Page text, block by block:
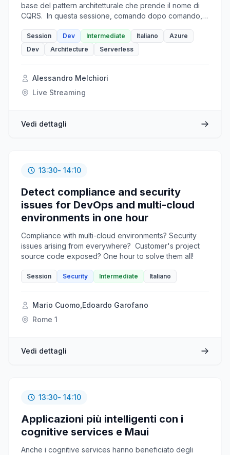
base del pattern architetturale che prende il nome di
CQRS. In questa sessione, comando dopo comando,
una soluzione basata su questo "stile architetturale",
sfruttando i servizi serverless offerti da Azure.
Session Dev Intermediate Italiano
Azure
Dev
Architecture Serverless
Alessandro Melchiori
Live Streaming
Vedi dettagli
13:30- 14:10
Detect compliance and security
issues for DevOps and multi-cloud
environments in one hour
Compliance with multi-cloud environments? Security
issues arising from everywhere? Customer's project
source code exposed? One hour to solve them all!
Session Security Intermediate Italiano
Mario Cuomo Edoardo Garofano
Rome 1
Vedi dettagli
13:30- 14:10
Applicazioni più intelligenti con i
cognitive services e Maui
Anche i cognitive services hanno beneficiato degli